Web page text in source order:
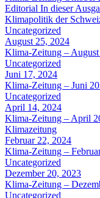
Editorial In dieser
Klimapolitik der
Uncategorized
August 25, 2024
Klima-Zeitung –
Uncategorized
Juni 17, 2024
Klima-Zeitung – Juni
Uncategorized
April 14, 2024
Klima-Zeitung – April
Klimazeitung
Februar 22, 2024
Klima-Zeitung –
Uncategorized
Dezember 20, 2023
Klima-Zeitung –
Uncategorized